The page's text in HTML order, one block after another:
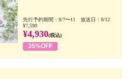
先行予約期間：8/7〜11 放送日：8/12
¥7,590
¥4,930(税込)
35%OFF